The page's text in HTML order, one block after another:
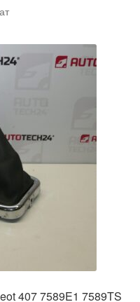
407 7589E1 7589TS